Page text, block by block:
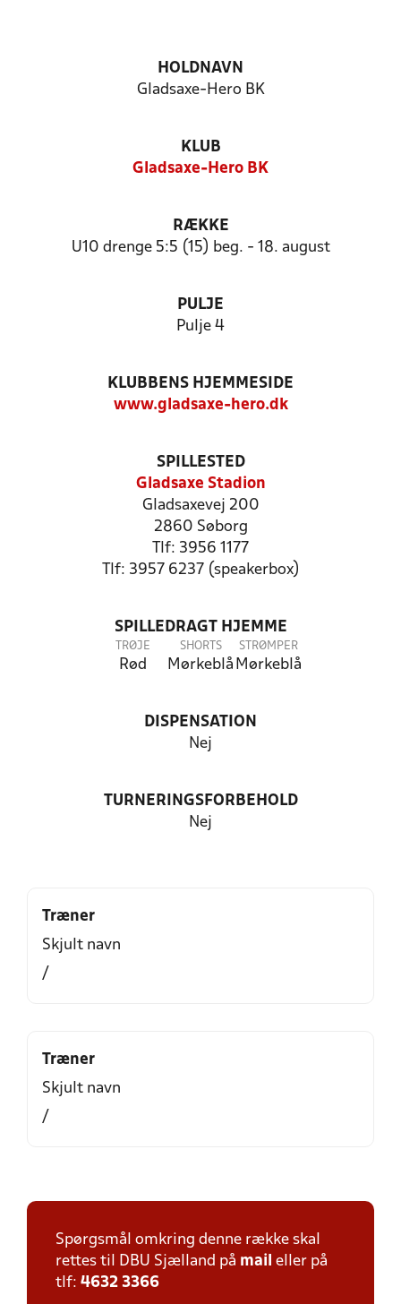
HOLDNAVN
Gladsaxe-Hero BK
KLUB
Gladsaxe-Hero BK
RÆKKE
U10 drenge 5:5 (15) beg. - 18. august
PULJE
Pulje 4
KLUBBENS HJEMMESIDE
www.gladsaxe-hero.dk
SPILLESTED
Gladsaxe Stadion
Gladsaxevej 200
2860 Søborg
Tlf: 3956 1177
Tlf: 3957 6237 (speakerbox)
SPILLEDRAGT HJEMME
TRØJE
Rød
SHORTS
Mørkeblå
STRØMPER
Mørkeblå
DISPENSATION
Nej
TURNERINGSFORBEHOLD
Nej
Træner
Skjult navn
/
Træner
Skjult navn
/
Spørgsmål omkring denne række skal
rettes til DBU Sjælland på mail eller på
tlf: 4632 3366